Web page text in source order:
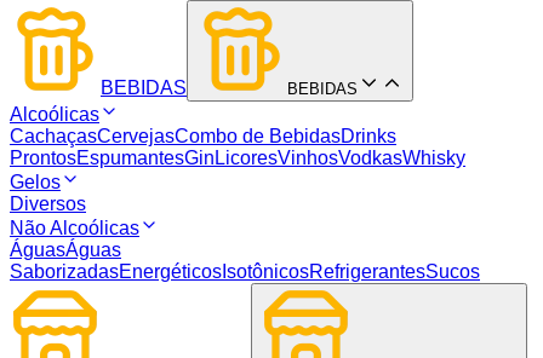
BEBIDAS BEBIDAS
Alcoólicas
CachaçasCervejasCombo de BebidasDrinks
ProntosEspumantesGin LicoresVinhosVodkasWhisky
Gelos
Diversos
Não Alcoólicas
ÁguasÁguas
SaborizadasEnergéticos IsotônicosRefrigerantesSucos